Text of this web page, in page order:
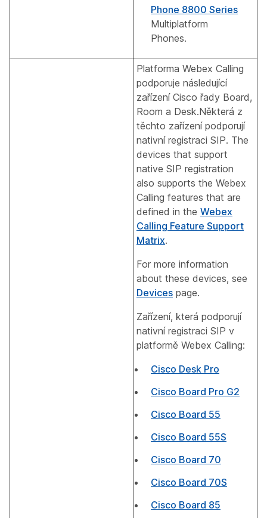
Phone 8800 Series
Multiplatform
Phones.
Platforma Webex Calling
podporuje následující
zařízení Cisco řady Board,
Room a Desk.Některá z
těchto zařízení podporují
nativní registraci SIP. The
devices that support
native SIP registration
also supports the Webex
Calling features that are
defined in the Webex
Calling Feature Support
Matrix.
For more information
about these devices, see
Devices page.
Zařízení, která podporují
nativní registraci SIP v
platformě Webex Calling:
Cisco Desk Pro
Cisco Board Pro G2
Cisco Board 55
Cisco Board 55S
Cisco Board 70
Cisco Board 70S
Cisco Board 85